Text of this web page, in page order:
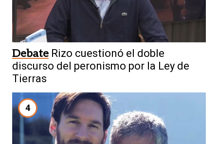
Debate Rizo cuestionó el doble
discurso del peronismo por la Ley de
Tierras
4